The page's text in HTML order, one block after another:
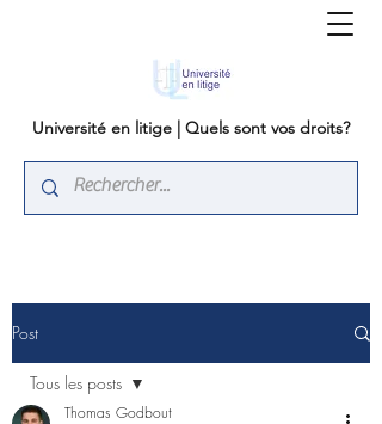
Université en litige | Quels sont vos droits?
Post
Tous les posts
Thomas Godbout